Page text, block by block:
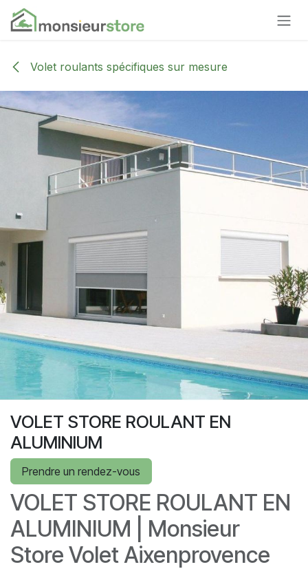
Se rendre au contenu
Volet roulants spécifiques sur mesure
VOLET STORE ROULANT EN
ALUMINIUM
Prendre un rendez-vous
VOLET STORE ROULANT EN
ALUMINIUM | Monsieur
Store Volet Aixenprovence